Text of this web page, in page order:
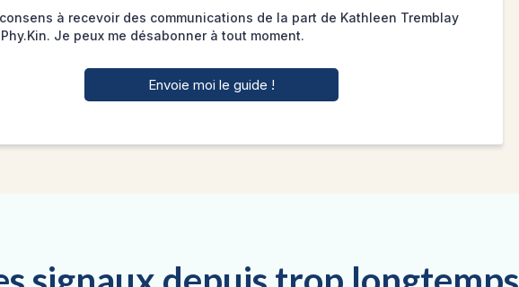
à recevoir des communications de la part de Kathleen Tremblay
Je peux me désabonner à tout moment.
Envoie moi le guide !